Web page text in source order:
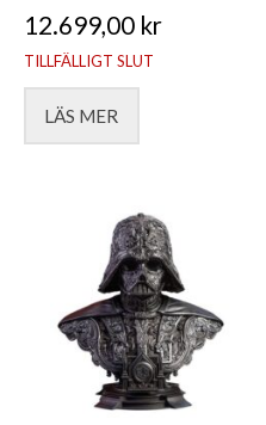
12.699,00 kr
TILLFÄLLIGT SLUT
LÄS MER